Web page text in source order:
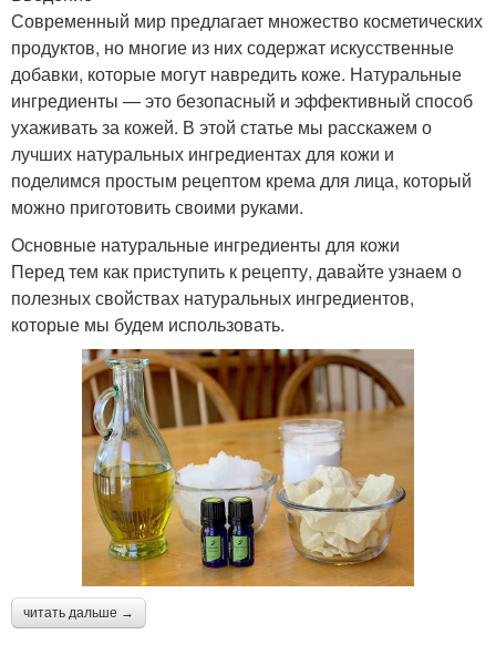
Современный мир предлагает множество косметических
продуктов, но многие из них содержат искусственные
добавки, которые могут навредить коже. Натуральные
ингредиенты — это безопасный и эффективный способ
ухаживать за кожей. В этой статье мы расскажем о
лучших натуральных ингредиентах для кожи и
поделимся простым рецептом крема для лица, который
можно приготовить своими руками.
Основные натуральные ингредиенты для кожи
Перед тем как приступить к рецепту, давайте узнаем о
полезных свойствах натуральных ингредиентов,
которые мы будем использовать.
читать дальше →